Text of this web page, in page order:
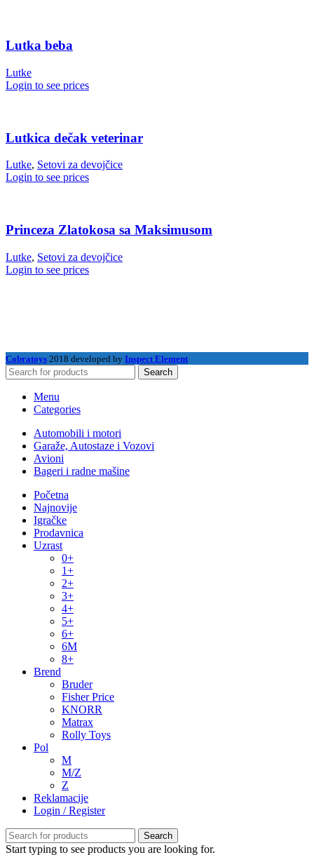
Lutka beba
Lutke
Login to see prices
Lutkica dečak veterinar
Lutke, Setovi za devojčice
Login to see prices
Princeza Zlatokosa sa Maksimusom
Lutke, Setovi za devojčice
Login to see prices
Cobratoys 2018 developed by Inspect Element
Search
Menu
Categories
Automobili i motori
Garaže, Autostaze i Vozovi
Avioni
Bageri i radne mašine
Početna
Najnovije
Igračke
Prodavnica
Uzrast
0+
1+
2+
3+
4+
5+
6+
6M
8+
Brend
Bruder
Fisher Price
KNORR
Matrax
Rolly Toys
Pol
M
M/Z
Z
Reklamacije
Login / Register
Search
Start typing to see products you are looking for.